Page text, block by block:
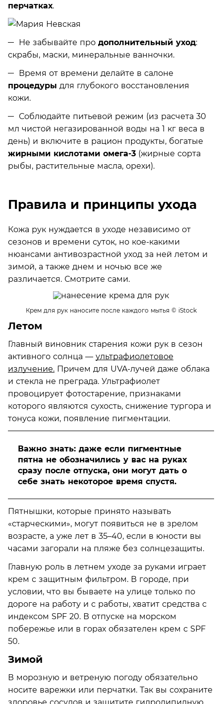
перчатках.
Не забывайте про дополнительный уход:
скрабы, маски, минеральные ванночки.
Время от времени делайте в салоне
процедуры для глубокого восстановления
кожи.
Соблюдайте питьевой режим (из расчета 30
мл чистой негазированной воды на 1 кг веса в
день) и включите в рацион продукты, богатые
жирными кислотами омега-3 (жирные сорта
рыбы, растительные масла, орехи).
Правила и принципы ухода
Кожа рук нуждается в уходе независимо от
сезонов и времени суток, но кое-какими
нюансами антивозрастной уход за ней летом и
зимой, а также днем и ночью все же
различается. Смотрите сами.
Крем для рук наносите после каждого мытья © iStock
Летом
Главный виновник старения кожи рук в сезон
активного солнца — ультрафиолетовое
излучение. Причем для UVA-лучей даже облака
и стекла не преграда. Ультрафиолет
провоцирует фотостарение, признаками
которого являются сухость, снижение тургора и
тонуса кожи, появление пигментации.
Важно знать: даже если пигментные
пятна не обозначились у вас на руках
сразу после отпуска, они могут дать о
себе знать некоторое время спустя.
Пятнышки, которые принято называть
«старческими», могут появиться не в зрелом
возрасте, а уже лет в 35–40, если в юности вы
часами загорали на пляже без солнцезащиты.
Главную роль в летнем уходе за руками играет
крем с защитным фильтром. В городе, при
условии, что вы бываете на улице только по
дороге на работу и с работы, хватит средства с
индексом SPF 20. В отпуске на морском
побережье или в горах обязателен крем с SPF
50.
Зимой
В морозную и ветреную погоду обязательно
носите варежки или перчатки. Так вы сохраните
здоровье сосудов и защитите гидролипидную